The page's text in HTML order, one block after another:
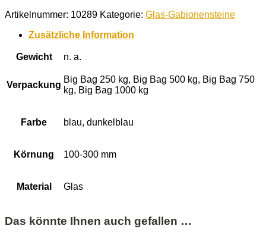
Artikelnummer: 10289 Kategorie: Glas-Gabionensteine
Zusätzliche Information
Gewicht n. a.
Verpackung
Big Bag 250 kg, Big Bag 500 kg, Big Bag 750
kg, Big Bag 1000 kg
Farbe blau, dunkelblau
Körnung 100-300 mm
Material Glas
Das könnte Ihnen auch gefallen …